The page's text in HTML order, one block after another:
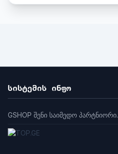
სისტემის ინფო
GSHOP შენი საიმედო პარტნიორი.